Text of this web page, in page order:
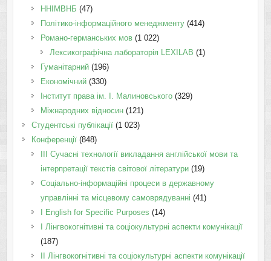
ННІМВНБ (47)
Політико-інформаційного менеджменту(414)
Романо-германських мов(1 022)
Лексикографічна лабораторія LEXILAB (1)
Гуманітарний(196)
Економічний(330)
Інститут права ім. І. Малиновського(329)
Міжнародних відносин(121)
Студентські публікації(1 023)
Конференції(848)
III Сучасні технології викладання англійської мови та
інтерпретації текстів світової літератури(19)
Соціально-інформаційні процеси в державному
управлінні та місцевому самоврядуванні (41)
І English for Specific Purposes (14)
I Лінгвокогнітивні та соціокультурні аспекти комунікації
(187)
IІ Лінгвокогнітивні та соціокультурні аспекти комунікації